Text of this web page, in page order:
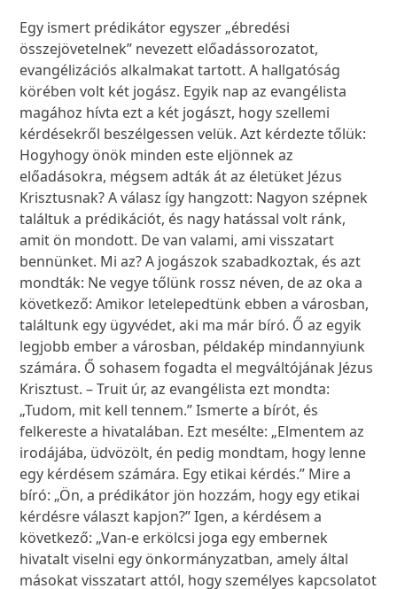
Egy ismert prédikátor egyszer „ébredési
összejövetelnek” nevezett előadássorozatot,
evangélizációs alkalmakat tartott. A hallgatóság
körében volt két jogász. Egyik nap az evangélista
magához hívta ezt a két jogászt, hogy szellemi
kérdésekről beszélgessen velük. Azt kérdezte tőlük:
Hogyhogy önök minden este eljönnek az
előadásokra, mégsem adták át az életüket Jézus
Krisztusnak? A válasz így hangzott: Nagyon szépnek
találtuk a prédikációt, és nagy hatással volt ránk,
amit ön mondott. De van valami, ami visszatart
bennünket. Mi az? A jogászok szabadkoztak, és azt
mondták: Ne vegye tőlünk rossz néven, de az oka a
következő: Amikor letelepedtünk ebben a városban,
találtunk egy ügyvédet, aki ma már bíró. Ő az egyik
legjobb ember a városban, példakép mindannyiunk
számára. Ő sohasem fogadta el megváltójának Jézus
Krisztust. – Truit úr, az evangélista ezt mondta:
„Tudom, mit kell tennem.” Ismerte a bírót, és
felkereste a hivatalában. Ezt mesélte: „Elmentem az
irodájába, üdvözölt, én pedig mondtam, hogy lenne
egy kérdésem számára. Egy etikai kérdés.” Mire a
bíró: „Ön, a prédikátor jön hozzám, hogy egy etikai
kérdésre választ kapjon?” Igen, a kérdésem a
következő: „Van-e erkölcsi joga egy embernek
hivatalt viselni egy önkormányzatban, amely által
másokat visszatart attól, hogy személyes kapcsolatot